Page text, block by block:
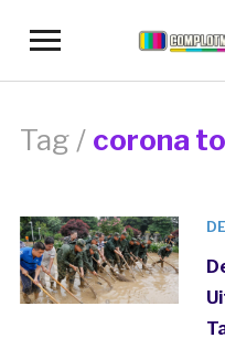
Toggle
navigation
Tag / corona